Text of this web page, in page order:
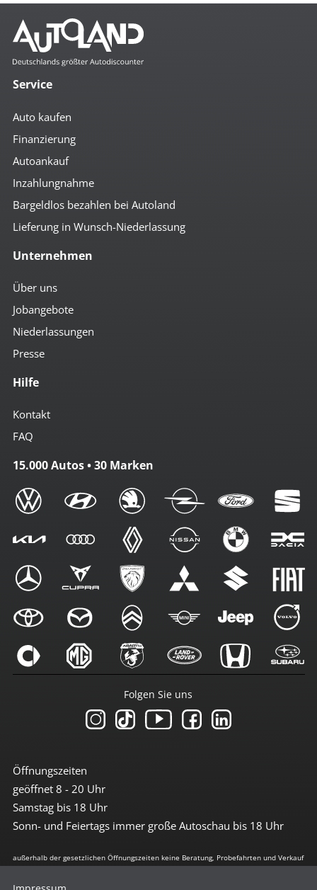
Service
Auto kaufen
Finanzierung
Autoankauf
Inzahlungnahme
Bargeldlos bezahlen bei Autoland
Lieferung in Wunsch-Niederlassung
Unternehmen
Über uns
Jobangebote
Niederlassungen
Presse
Hilfe
Kontakt
FAQ
15.000 Autos • 30 Marken
Öffnungszeiten
geöffnet 8 - 20 Uhr
Samstag bis 18 Uhr
Sonn- und Feiertags immer große Autoschau bis 18 Uhr
Folgen Sie uns
außerhalb der gesetzlichen Öffnungszeiten keine Beratung, Probefahrten und Verkauf